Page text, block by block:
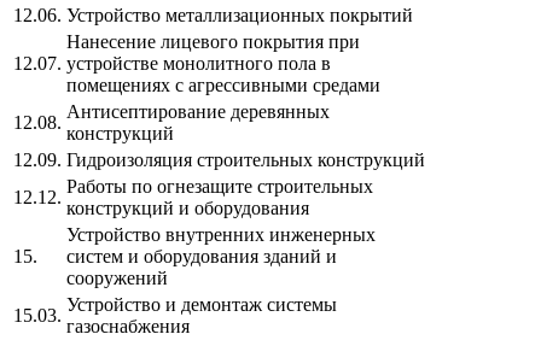
12.06. Устройство металлизационных покрытий
12.07.
Нанесение лицевого покрытия при
устройстве монолитного пола в
помещениях с агрессивными средами
12.08.
Антисептирование деревянных
конструкций
12.09. Гидроизоляция строительных конструкций
12.12.
Работы по огнезащите строительных
конструкций и оборудования
15.
Устройство внутренних инженерных
систем и оборудования зданий и
сооружений
15.03.
Устройство и демонтаж системы
газоснабжения